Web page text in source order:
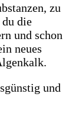
zu
die
und schon
neues
und